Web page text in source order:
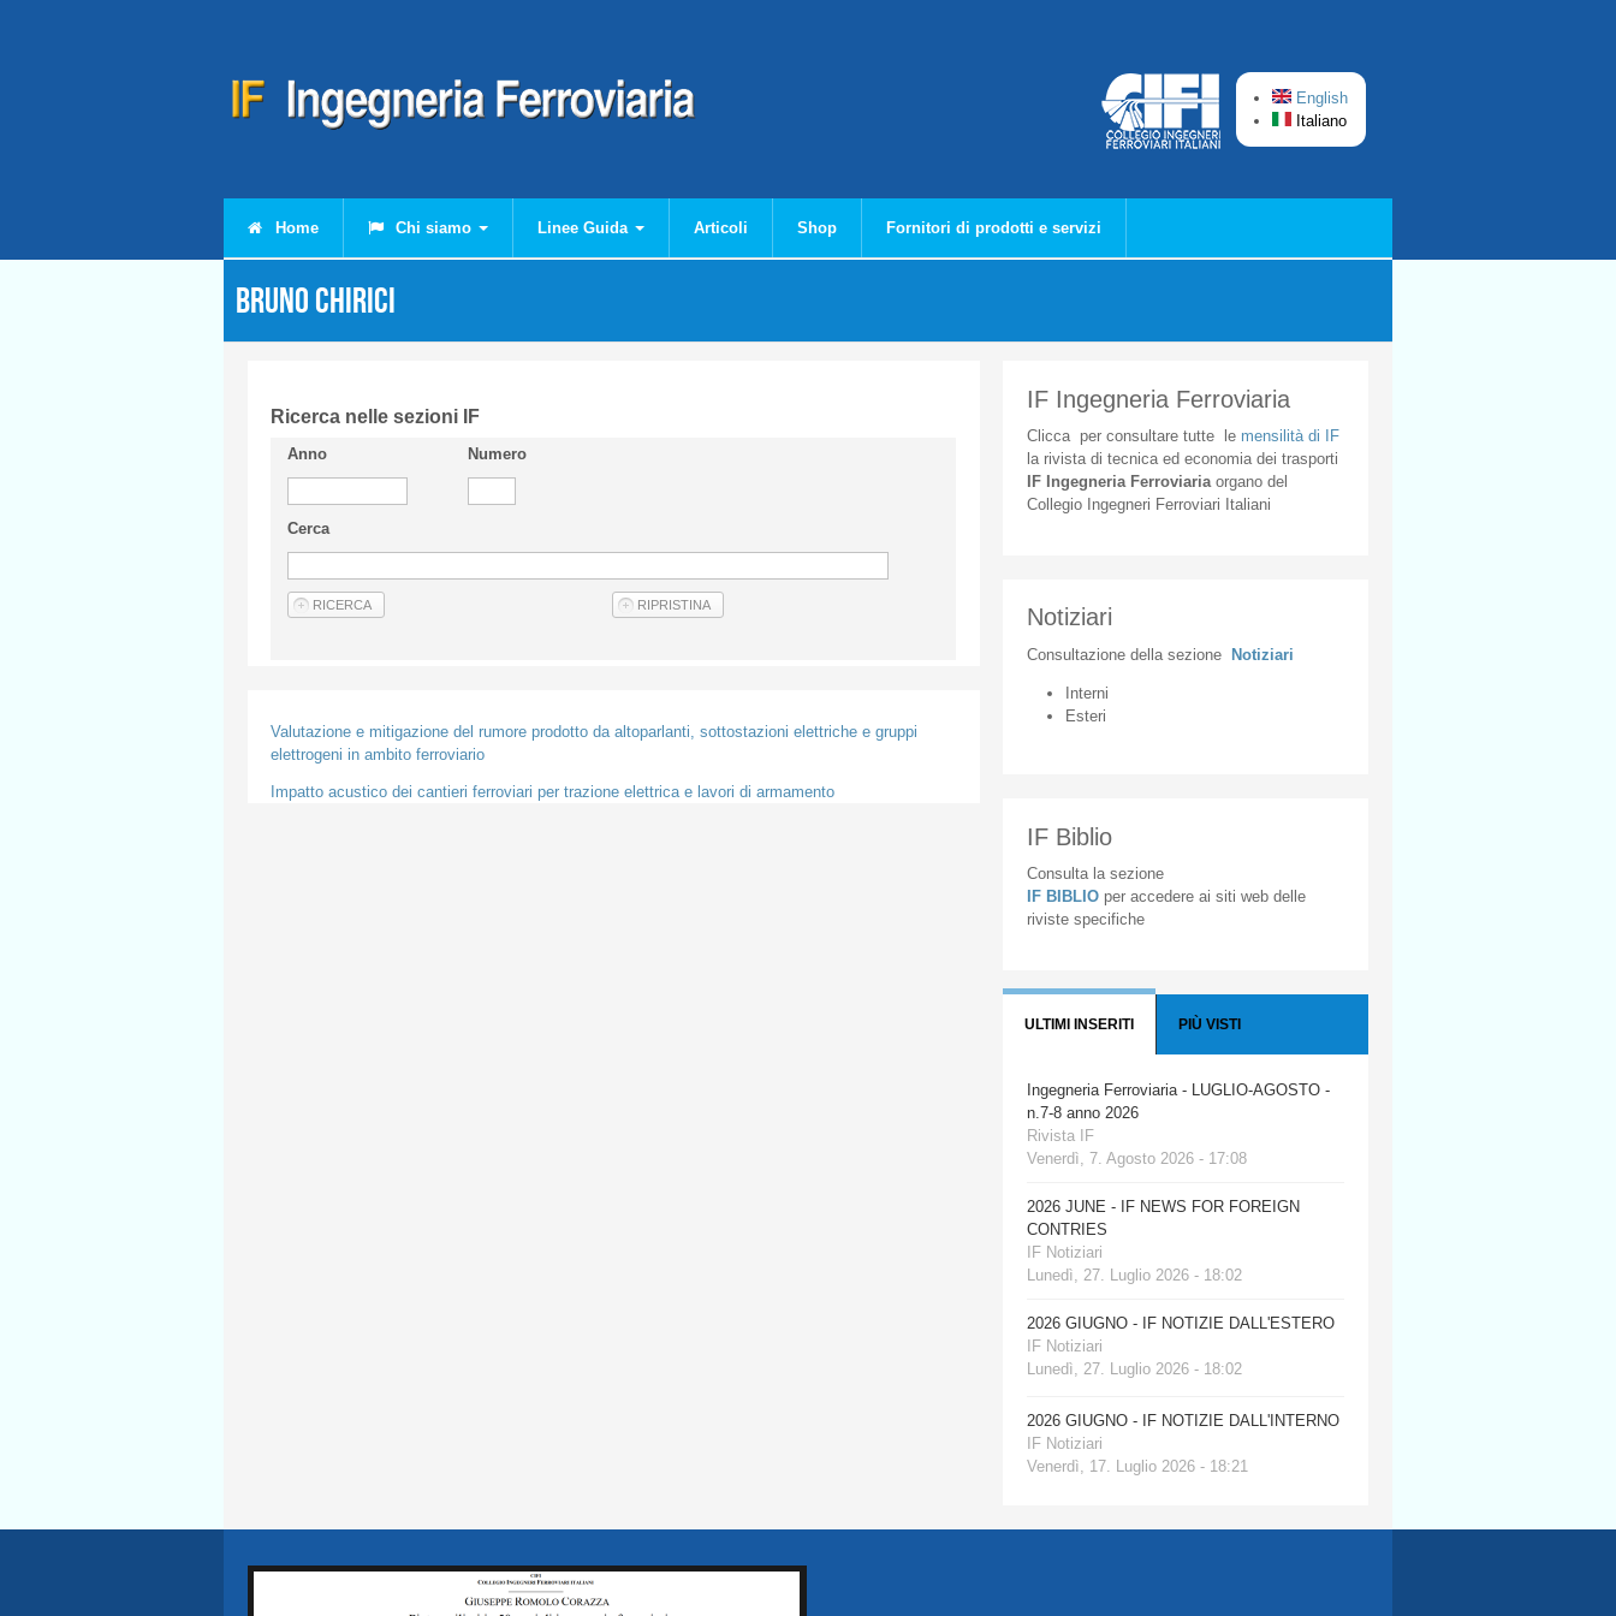
English
Italiano
Home Chi siamo Linee Guida Articoli Shop Fornitori di prodotti e servizi
Bruno CHIRICI
Ricerca nelle sezioni IF
Anno Numero
Cerca
Valutazione e mitigazione del rumore prodotto da altoparlanti, sottostazioni elettriche e gruppi
elettrogeni in ambito ferroviario
Impatto acustico dei cantieri ferroviari per trazione elettrica e lavori di armamento
IF Ingegneria Ferroviaria
Cliccaper consultare tuttele mensilità di IF
la rivista di tecnica ed economia dei trasporti
IF Ingegneria Ferroviaria organodel
Collegio
Ingegneri Ferroviari Italiani
Notiziari
Consultazione della sezione Notiziari
Interni
Esteri
IF Biblio
Consulta la sezione
IF BIBLIO per accedere ai siti web delle
riviste specifiche
ULTIMI INSERITI PIÙ VISTI
Ingegneria Ferroviaria - LUGLIO-AGOSTO -
n.7-8 anno 2026
Rivista IF
Venerdì, 7. Agosto 2026 - 17:08
2026 JUNE - IF NEWS FOR FOREIGN
CONTRIES
IF Notiziari
Lunedì, 27. Luglio 2026 - 18:02
2026 GIUGNO - IF NOTIZIE DALL'ESTERO
IF Notiziari
Lunedì, 27. Luglio 2026 - 18:02
2026 GIUGNO - IF NOTIZIE DALL'INTERNO
IF Notiziari
Venerdì, 17. Luglio 2026 - 18:21